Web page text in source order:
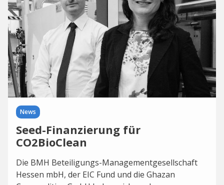
News
Seed-Finanzierung für
CO2BioClean
Die BMH Beteiligungs-Managementgesellschaft
Hessen mbH, der EIC Fund und die Ghazan